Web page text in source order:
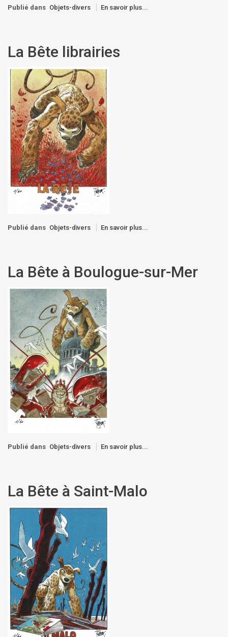
Publié dans Objets-divers En savoir plus...
La Bête librairies
Publié dans Objets-divers En savoir plus...
La Bête à Boulogue-sur-Mer
Publié dans Objets-divers En savoir plus...
La Bête à Saint-Malo